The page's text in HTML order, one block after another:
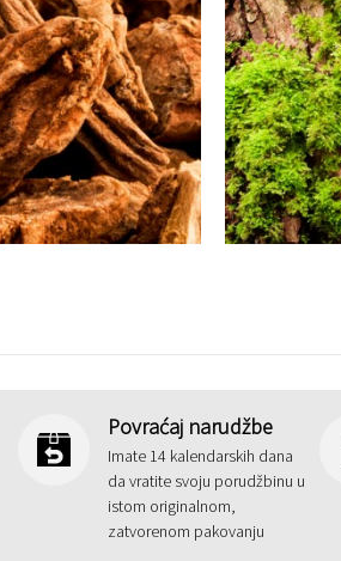
Povraćaj narudžbe
Imate 14 kalendarskih dana
da vratite svoju porudžbinu u
istom originalnom,
zatvorenom pakovanju